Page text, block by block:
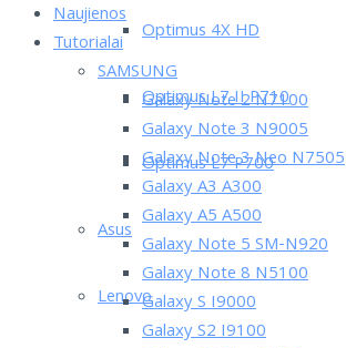
Optimus 4X HD
Optimus L7 II P710
Optimus L7 P700
Asus
Lenovo
Naujienos
Tutorialai
SAMSUNG
Galaxy Note 2 N7100
Galaxy Note 3 N9005
Galaxy Note 3 Neo N7505
Galaxy A3 A300
Galaxy A5 A500
Galaxy Note 5 SM-N920
Galaxy Note 8 N5100
Galaxy S I9000
Galaxy S2 I9100